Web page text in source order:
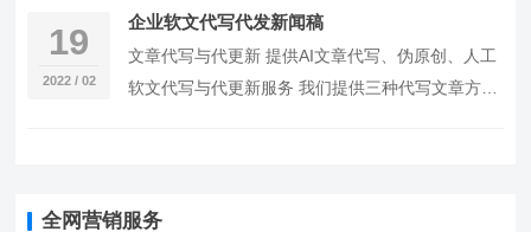
消费者应用”。根据Sensor Towe…
19
2022 / 02
企业软文代写代发新闻稿
文章代写与代更新 提供AI文章代写、伪原创、人工
软文代写与代更新服务 我们提供三种代写文章方式
全网营销服务